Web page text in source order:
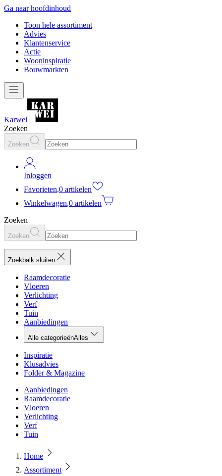
Ga naar hoofdinhoud
Toon hele assortiment
Advies
Klantenservice
Actie
Wooninspiratie
Bouwmarkten
Karwei
Zoeken
Zoeken
Inloggen
Favorieten,0 artikelen
Winkelwagen,0 artikelen
Zoeken
Zoeken
Zoekbalk sluiten
Raamdecoratie
Vloeren
Verlichting
Verf
Tuin
Aanbiedingen
Alle categorieënAlles
Inspiratie
Klusadvies
Folder & Magazine
Aanbiedingen
Raamdecoratie
Vloeren
Verlichting
Verf
Tuin
Home
Assortiment